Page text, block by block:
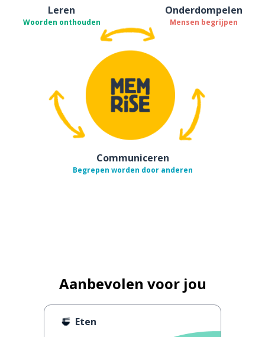
Leren
Woorden onthouden
Onderdompelen
Mensen begrijpen
Communiceren
Begrepen worden door anderen
Aanbevolen voor jou
Eten